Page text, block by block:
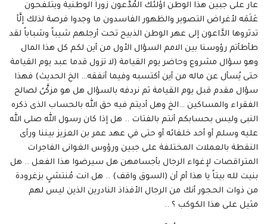
عار على جبين هذا الوطن اؤلئك المُدَّعون زوراً الوطنية ويتلفحون
عَلَمَه لأغراض التصوير والظهور الفاسدون ما وجدوا فرصة لذلك إلَّأ
تدثروها الدَّاعون إلى عهر الوطن الذبيح تحت أرجلهم شيباً وشباباً لقد
طأطأتم رؤوسنا بين الامم السؤال الأول من أين لكم كل هذا المال
وهو سؤال مشروع وحاضر يوم القيامة (لا تزول قدما عبد يوم القيامة
حتى يُسأل عن ماله من أين أكتسبه وفيما أنفقه… الخ الحديث) فهذا
سؤال مقدم قبل يوم القيامة ثم نردفه بالسؤال هل هو مزكَّىً لصالح
الفقراء والمساكين …الخ وهل أديتم فيه حق الله بالحساب الذى ذكره
النبى وليس بحسابكم أنتم بالفتات .. هل إذا كان رسول الله صلى الله
عليه وسلم أو أحد خلفائه أو حتى في عهد عمر بن العزيز بيننا ورأى
النقطة بالعملات المختلفة على جبين ورؤوس الغوانى الفاجرات
المتراقصات لإغواء الرجال بأجسامهن هل سيرضوا هذا الفعل .. هل
بنيت لله بيتاً يا هذا أم أن (السوق واقف) .. هل انت مُنتشىٍ بزغرودة
من ذوات الحجور أنك من الرجال الأفذاذ النادرين الذين ليس لهم
مثيل على هذا الكوكب ؟ ..